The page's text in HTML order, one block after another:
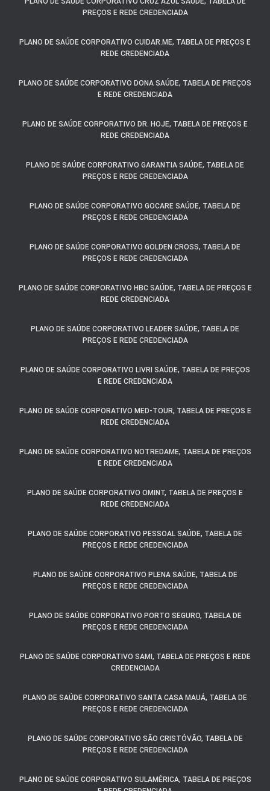
PREÇOS E REDE CREDENCIADA
PLANO DE SAÚDE CORPORATIVO CUIDAR.ME, TABELA DE PREÇOS E
REDE CREDENCIADA
PLANO DE SAÚDE CORPORATIVO DONA SAÚDE, TABELA DE PREÇOS
E REDE CREDENCIADA
PLANO DE SAÚDE CORPORATIVO DR. HOJE, TABELA DE PREÇOS E
REDE CREDENCIADA
PLANO DE SAÚDE CORPORATIVO GARANTIA SAÚDE, TABELA DE
PREÇOS E REDE CREDENCIADA
PLANO DE SAÚDE CORPORATIVO GOCARE SAÚDE, TABELA DE
PREÇOS E REDE CREDENCIADA
PLANO DE SAÚDE CORPORATIVO GOLDEN CROSS, TABELA DE
PREÇOS E REDE CREDENCIADA
PLANO DE SAÚDE CORPORATIVO HBC SAÚDE, TABELA DE PREÇOS E
REDE CREDENCIADA
PLANO DE SAÚDE CORPORATIVO LEADER SAÚDE, TABELA DE
PREÇOS E REDE CREDENCIADA
PLANO DE SAÚDE CORPORATIVO LIVRI SAÚDE, TABELA DE PREÇOS
E REDE CREDENCIADA
PLANO DE SAÚDE CORPORATIVO MED-TOUR, TABELA DE PREÇOS E
REDE CREDENCIADA
PLANO DE SAÚDE CORPORATIVO NOTREDAME, TABELA DE PREÇOS
E REDE CREDENCIADA
PLANO DE SAÚDE CORPORATIVO OMINT, TABELA DE PREÇOS E
REDE CREDENCIADA
PLANO DE SAÚDE CORPORATIVO PESSOAL SAÚDE, TABELA DE
PREÇOS E REDE CREDENCIADA
PLANO DE SAÚDE CORPORATIVO PLENA SAÚDE, TABELA DE
PREÇOS E REDE CREDENCIADA
PLANO DE SAÚDE CORPORATIVO PORTO SEGURO, TABELA DE
PREÇOS E REDE CREDENCIADA
PLANO DE SAÚDE CORPORATIVO SAMI, TABELA DE PREÇOS E REDE
CREDENCIADA
PLANO DE SAÚDE CORPORATIVO SANTA CASA MAUÁ, TABELA DE
PREÇOS E REDE CREDENCIADA
PLANO DE SAÚDE CORPORATIVO SÃO CRISTÓVÃO, TABELA DE
PREÇOS E REDE CREDENCIADA
PLANO DE SAÚDE CORPORATIVO SULAMÉRICA, TABELA DE PREÇOS